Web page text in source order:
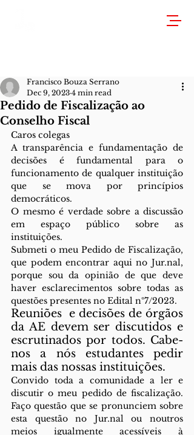
Pedido de Fiscalização ao
Conselho Fiscal
Francisco Bouza Serrano
Dec 9, 2023 4 min read
Caros colegas
A transparência e fundamentação de
decisões é fundamental para o
funcionamento de qualquer instituição
que se mova por princípios
democráticos.
O mesmo é verdade sobre a discussão
em espaço público sobre as
instituições.
Submeti o meu Pedido de Fiscalização,
que podem encontrar aqui no Jur.nal,
porque sou da opinião de que deve
haver esclarecimentos sobre todas as
questões presentes no Edital nº7/2023.
Reuniões  e decisões de órgãos
da AE devem ser discutidos e
escrutinados por todos. Cabe-
nos a nós estudantes pedir
mais das nossas instituições.
Convido toda a comunidade a ler e
discutir o meu pedido de fiscalização.
Faço questão que se pronunciem sobre
esta questão no Jur.nal ou noutros
meios igualmente acessíveis à